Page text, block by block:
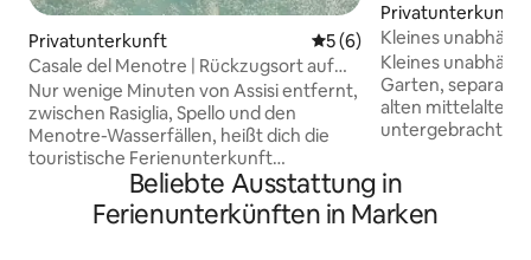
Privatunterkunft Durchschnittliche
5 (6)
Casale del Menotre | Rückzugsort auf
dem Land in Umbrien
Nur wenige Minuten von Assisi entfernt,
zwischen Rasiglia, Spello und den
Menotre-Wasserfällen, heißt dich die
touristische Ferienunterkunft
willkommen. Entspanne dich nach einem
Tag, an dem du Umbrien erkundet hast,
einfach nur im Whirlpool, in der
Privatunterkunft
Kleines
Garten
Kleines
Garten,
alten
untergebracht,
eingerichtet. Die
32 m². Die
Aussichtspunkt,
Beliebte Ausstattung in
Ferienunterkünften in Marken